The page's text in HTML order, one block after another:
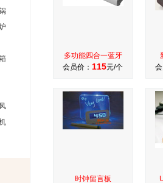
多功能四合一蓝牙
会员价： 115元/个
时钟留言板